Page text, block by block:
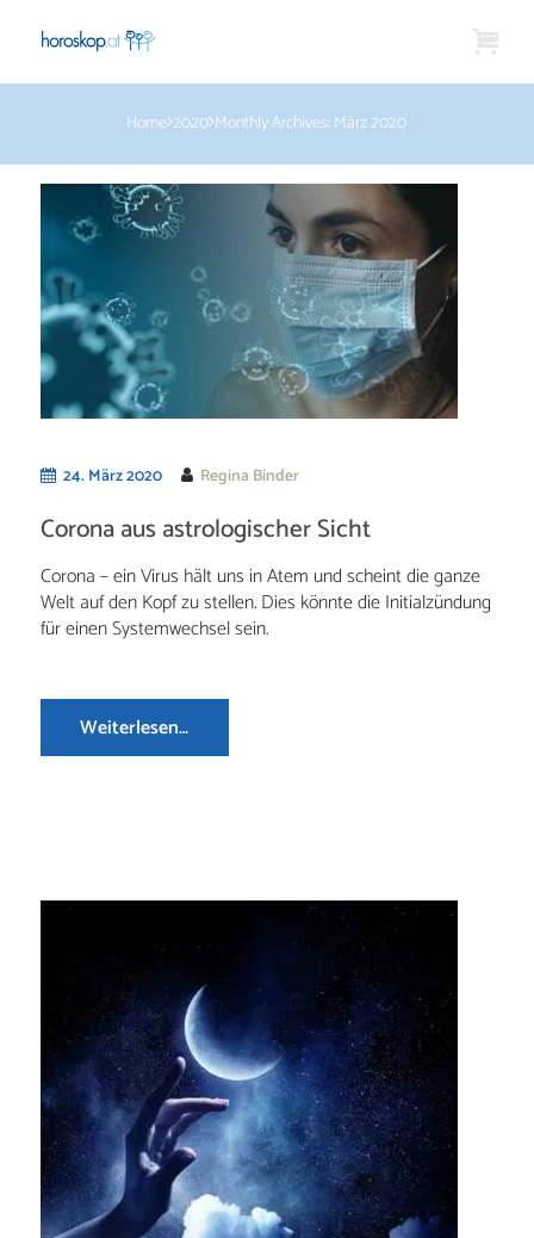
Home 2020 Monthly Archives: März 2020
24. März 2020 Regina Binder
Corona aus astrologischer Sicht
Corona – ein Virus hält uns in Atem und scheint die ganze
Welt auf den Kopf zu stellen. Dies könnte die Initialzündung
für einen Systemwechsel sein.
Weiterlesen…